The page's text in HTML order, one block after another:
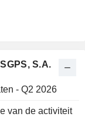
S.A.
- Q2 2026
van de activiteit